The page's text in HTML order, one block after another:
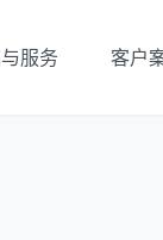
服务 客户